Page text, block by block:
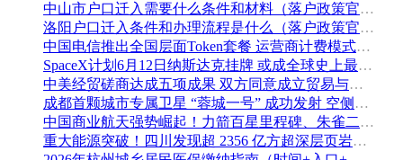
中山市户口迁入需要什么条件和材料（落户政策官方解读）
洛阳户口迁入条件和办理流程是什么（落户政策官方问答汇总）
中国电信推出全国层面Token套餐 运营商计费模式从”流量”迈向”算力”
SpaceX计划6月12日纳斯达克挂牌 或成全球史上最大规模IPO
中美经贸磋商达成五项成果 双方同意成立贸易与投资双理事会
成都首颗城市专属卫星 “蓉城一号” 成功发射 空侧直转模式同步落地 双重大突破助力国际门户枢纽建设
中国商业航天强势崛起！力箭百星里程碑、朱雀二号改进型发射成功
重大能源突破！四川发现超 2356 亿方超深层页岩气田，保障国家能源安全